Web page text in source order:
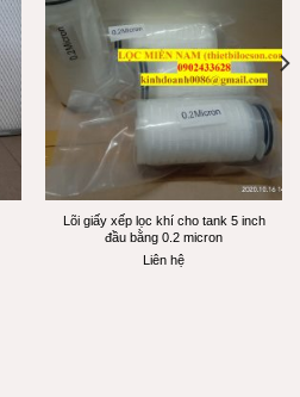
Lõi giấy xếp lọc khí cho tank 5 inch
đầu bằng 0.2 micron
Liên hệ